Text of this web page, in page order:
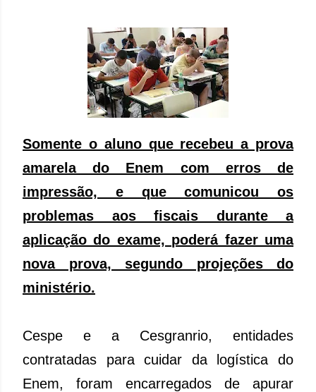
Somente o aluno que recebeu a prova
amarela do Enem com erros de
impressão, e que comunicou os
problemas aos fiscais durante a
aplicação do exame, poderá fazer uma
nova prova, segundo projeções do
ministério.
Cespe e a Cesgranrio, entidades
contratadas para cuidar da logística do
Enem, foram encarregados de apurar